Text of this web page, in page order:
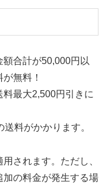
額合計が50,000円以
無料！
最大2,500円引きに
料がかかります。
されます。ただし、
の料金が発生する場